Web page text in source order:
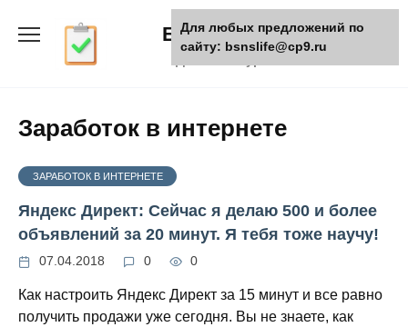
БизнесЖизнь
Заработок в интернете
ЗАРАБОТОК В ИНТЕРНЕТЕ
Яндекс Директ: Сейчас я делаю 500 и более
объявлений за 20 минут. Я тебя тоже научу!
07.04.2018 0 0
Как настроить Яндекс Директ за 15 минут и все равно
получить продажи уже сегодня. Вы не знаете, как
Для любых предложений по
сайту: bsnslife@cp9.ru